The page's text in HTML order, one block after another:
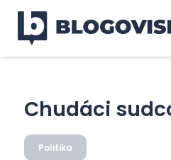
Chudáci
Politika